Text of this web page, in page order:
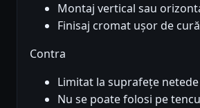
Montaj vertical sau
Finisaj cromat ușor de
Contra
Limitat la suprafețe
Nu se poate folosi pe